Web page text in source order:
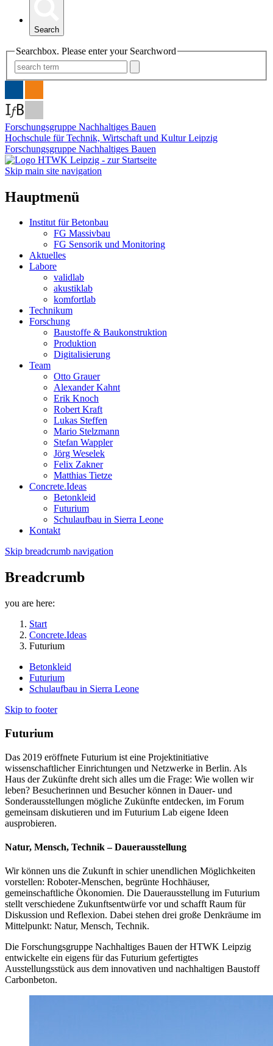
Search
Searchbox. Please enter your Searchword
Forschungsgruppe Nachhaltiges Bauen
Hochschule für Technik, Wirtschaft und Kultur Leipzig
Forschungsgruppe Nachhaltiges Bauen
Skip main site navigation
Hauptmenü
Institut für Betonbau
FG Massivbau
FG Sensorik und Monitoring
Aktuelles
Labore
validlab
akustiklab
komfortlab
Technikum
Forschung
Baustoffe & Baukonstruktion
Produktion
Digitalisierung
Team
Otto Grauer
Alexander Kahnt
Erik Knoch
Robert Kraft
Lukas Steffen
Mario Stelzmann
Stefan Wappler
Jörg Weselek
Felix Zakner
Matthias Tietze
Concrete.Ideas
Betonkleid
Futurium
Schulaufbau in Sierra Leone
Kontakt
Skip breadcrumb navigation
Breadcrumb
you are here:
Start
Concrete.Ideas
Futurium
Betonkleid
Futurium
Schulaufbau in Sierra Leone
Skip to footer
Futurium
Das 2019 eröffnete Futurium ist eine Projektinitiative
wissenschaftlicher Einrichtungen und Netzwerke in Berlin. Als
Haus der Zukünfte dreht sich alles um die Frage: Wie wollen wir
leben? Besucherinnen und Besucher können in Dauer- und
Sonderausstellungen mögliche Zukünfte entdecken, im Forum
gemeinsam diskutieren und im Futurium Lab eigene Ideen
ausprobieren.
Natur, Mensch, Technik – Dauerausstellung
Wir können uns die Zukunft in schier unendlichen Möglichkeiten
vorstellen: Roboter-Menschen, begrünte Hochhäuser,
gemeinschaftliche Ökonomien. Die Dauerausstellung im Futurium
stellt verschiedene Zukunftsentwürfe vor und schafft Raum für
Diskussion und Reflexion. Dabei stehen drei große Denkräume im
Mittelpunkt: Natur, Mensch, Technik.
Die Forschungsgruppe Nachhaltiges Bauen der HTWK Leipzig
entwickelte ein eigens für das Futurium gefertigtes
Ausstellungsstück aus dem innovativen und nachhaltigen Baustoff
Carbonbeton.